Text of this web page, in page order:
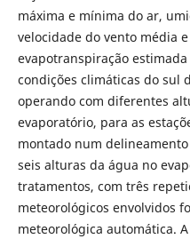
máxima e mínima do ar,
velocidade do vento média
evapotranspiração
condições climáticas do sul
operando com diferentes
evaporatório, para as
montado num
seis alturas da água no
tratamentos, com três
meteorológicos envolvidos
meteorológica automática.